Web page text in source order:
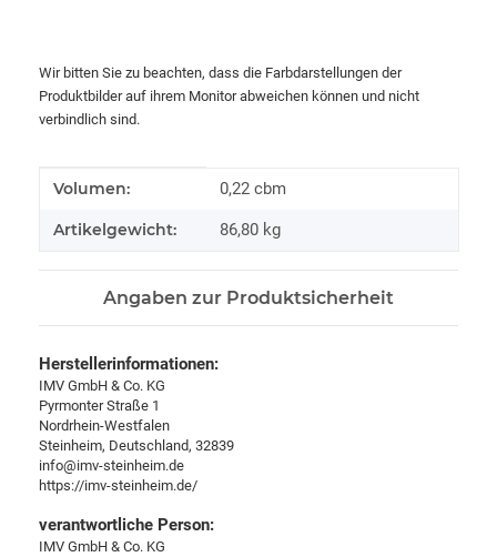
Wir bitten Sie zu beachten, dass die Farbdarstellungen der
Produktbilder auf ihrem Monitor abweichen können und nicht
verbindlich sind.
Produkteigenschaft
Wert
Volumen: 0,22 cbm
Artikelgewicht: 86,80 kg
Angaben zur Produktsicherheit
Herstellerinformationen:
IMV GmbH & Co. KG
Pyrmonter Straße 1
Nordrhein-Westfalen
Steinheim, Deutschland, 32839
info@imv-steinheim.de
https://imv-steinheim.de/
verantwortliche Person:
IMV GmbH & Co. KG